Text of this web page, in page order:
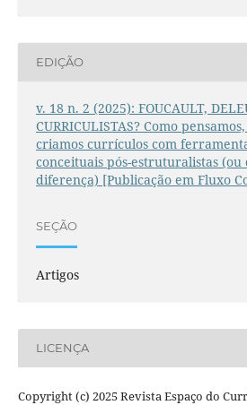
EDIÇÃO
v. 18 n. 2 (2025): FOUCAULT,
CURRICULISTAS? Como
criamos currículos com
conceituais pós-estruturalistas (ou
diferença) [Publicação em Fluxo
SEÇÃO
Artigos
LICENÇA
Copyright (c) 2025 Revista Espaço do